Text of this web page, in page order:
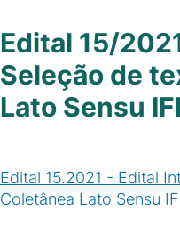
Edital 15/
Seleção de
Lato Sensu
Edital 15.2021 - Edital
Coletânea Lato Sensu